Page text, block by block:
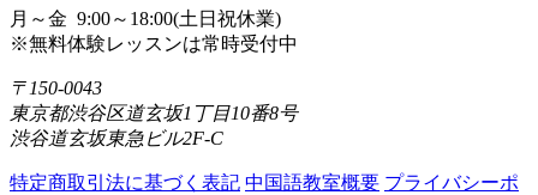
月～金 9:00～18:00(土日祝休業)
※無料体験レッスンは常時受付中
〒150-0043
東京都渋谷区道玄坂1丁目10番8号
渋谷道玄坂東急ビル2F-C
特定商取引法に基づく表記 中国語教室概要 プライバシーポ